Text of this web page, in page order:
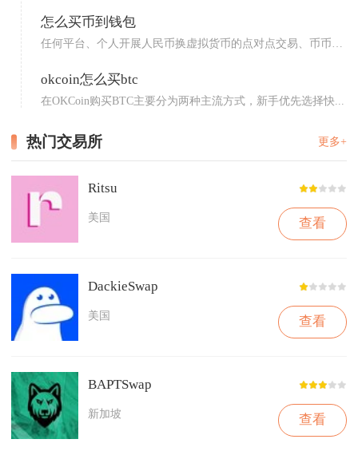
怎么买币到钱包
任何平台、个人开展人民币换虚拟货币的点对点交易、币币兑
okcoin怎么买btc
在OKCoin购买BTC主要分为两种主流方式，新手优先选择快...
热门交易所 更多+
Ritsu
美国 查看
DackieSwap
美国 查看
BAPTSwap
新加坡 查看